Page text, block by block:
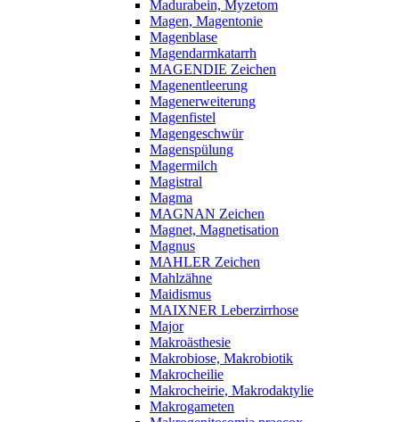
Madurabein, Myzetom
Magen, Magentonie
Magenblase
Magendarmkatarrh
MAGENDIE Zeichen
Magenentleerung
Magenerweiterung
Magenfistel
Magengeschwür
Magenspülung
Magermilch
Magistral
Magma
MAGNAN Zeichen
Magnet, Magnetisation
Magnus
MAHLER Zeichen
Mahlzähne
Maidismus
MAIXNER Leberzirrhose
Major
Makroästhesie
Makrobiose, Makrobiotik
Makrocheilie
Makrocheirie, Makrodaktylie
Makrogameten